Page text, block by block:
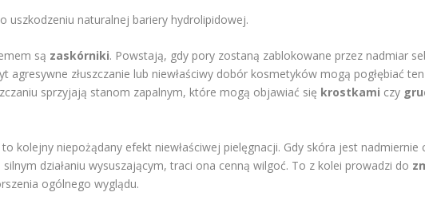
uszkodzeniu naturalnej bariery hydrolipidowej.
są zaskórniki. Powstają, gdy pory zostaną zablokowane przez nadmiar
agresywne złuszczanie lub niewłaściwy dobór kosmetyków mogą pogłębiać
sprzyjają stanom zapalnym, które mogą objawiać się krostkami czy
to kolejny niepożądany efekt niewłaściwej pielęgnacji. Gdy skóra jest nadmiernie
działaniu wysuszającym, traci ona cenną wilgoć. To z kolei prowadzi do
ogólnego wyglądu.